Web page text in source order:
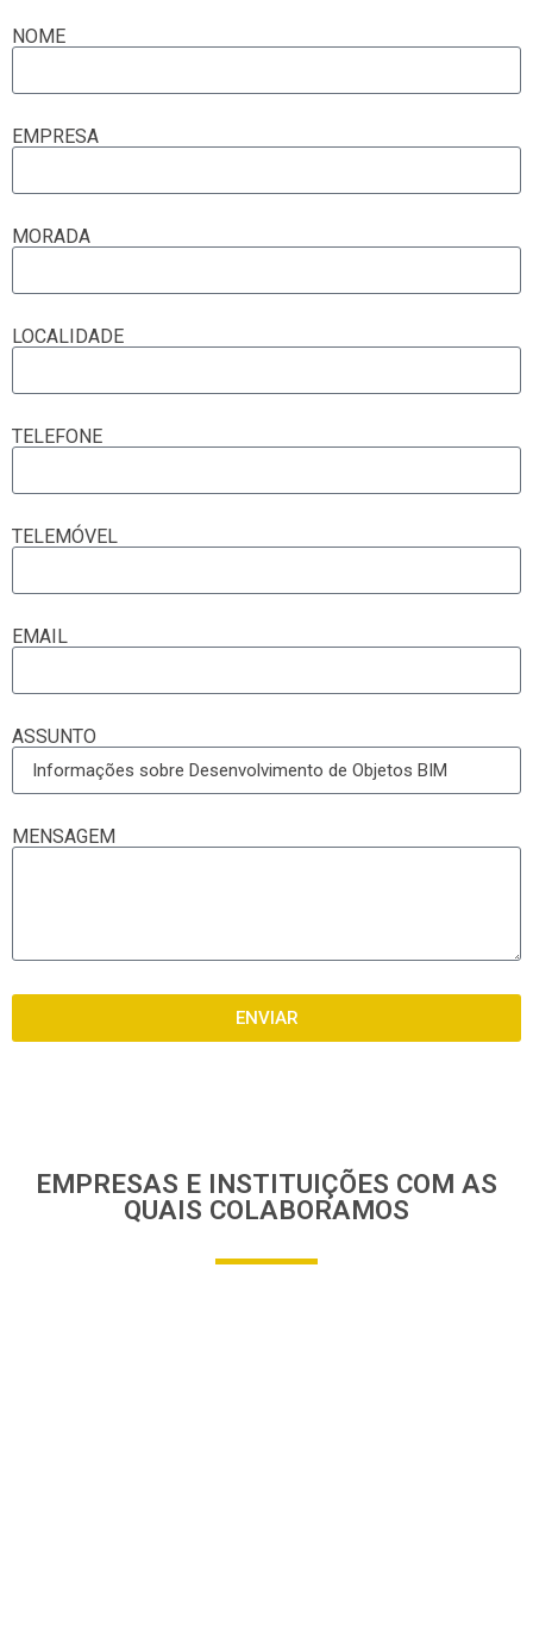
NOME
EMPRESA
MORADA
LOCALIDADE
TELEFONE
TELEMÓVEL
EMAIL
ASSUNTO
MENSAGEM
ENVIAR
EMPRESAS E INSTITUIÇÕES COM AS
QUAIS COLABORAMOS